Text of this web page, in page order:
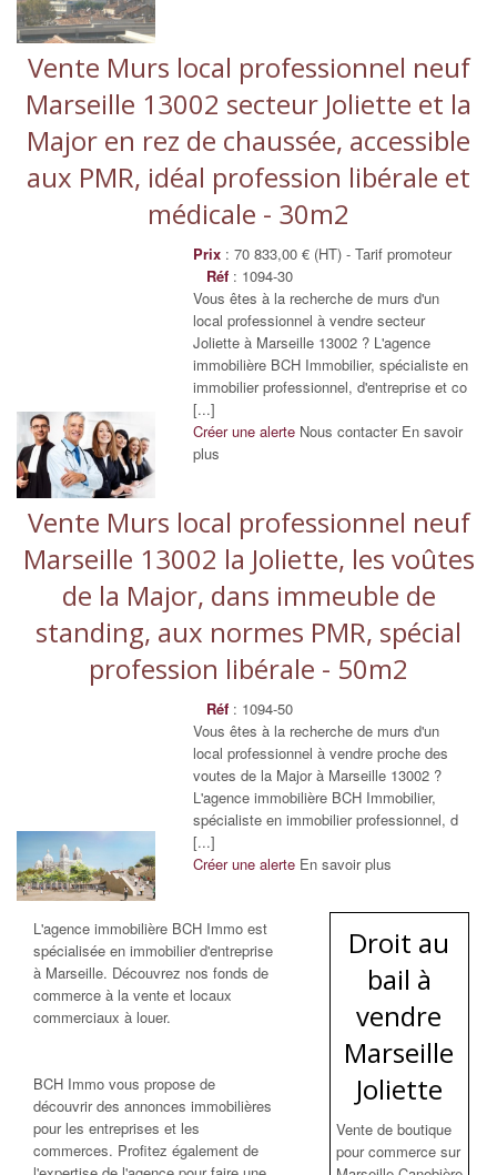
Vente Murs local professionnel neuf
Marseille 13002 secteur Joliette et la
Major en rez de chaussée, accessible
aux PMR, idéal profession libérale et
médicale - 30m2
Prix : 70 833,00 € (HT) - Tarif promoteur
Réf : 1094-30
Vous êtes à la recherche de murs d'un
local professionnel à vendre secteur
Joliette à Marseille 13002 ? L'agence
immobilière BCH Immobilier, spécialiste en
immobilier professionnel, d'entreprise et co
[...]
Créer une alerte Nous contacter En savoir
plus
Vente Murs local professionnel neuf
Marseille 13002 la Joliette, les voûtes
de la Major, dans immeuble de
standing, aux normes PMR, spécial
profession libérale - 50m2
Réf : 1094-50
Vous êtes à la recherche de murs d'un
local professionnel à vendre proche des
voutes de la Major à Marseille 13002 ?
L'agence immobilière BCH Immobilier,
spécialiste en immobilier professionnel, d
[...]
Créer une alerte En savoir plus
L'agence immobilière BCH Immo est
spécialisée en immobilier d'entreprise
à Marseille. Découvrez nos fonds de
commerce à la vente et locaux
commerciaux à louer.
BCH Immo vous propose de
découvrir des annonces immobilières
pour les entreprises et les
commerces. Profitez également de
Droit au
bail à
vendre
Marseille
Joliette
Vente de boutique
pour commerce sur